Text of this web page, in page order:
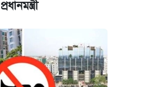
প্রধানমন্ত্রী